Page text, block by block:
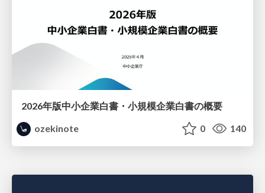
2026年版中小企業白書・小規模企業白書の概要
ozekinote
0 140